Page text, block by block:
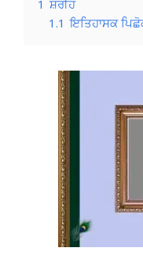
1 ਸ਼ਰੀਹ
1.1 ਇਤਿਹਾਸਕ